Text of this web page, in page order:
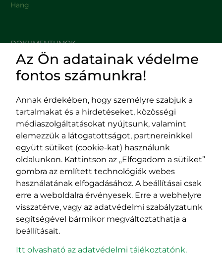
Hang
DOKUMENTUMOK
HASZNOS LINKEK
Impresszum
Adatvédelmi szabályzat
EPP program
400029 Kolozsvár,
Fürdő (Card. Iuliu Hossu) utca, 41.
szám
tel/fax:0723 250 321
email:office@rmdsz.ro
400489 Kolozsvár,
Majális utca, 60.
szám
tel/fax:0264 590 758
email:
office@rmdsz.ro
Az Ön adatainak védelme
fontos számunkra!
Annak érdekében, hogy személyre szabjuk a
tartalmakat és a hirdetéseket, közösségi
médiaszolgáltatásokat nyújtsunk, valamint
elemezzük a látogatottságot, partnereinkkel
együtt sütiket (cookie-kat) használunk
oldalunkon. Kattintson az „Elfogadom a sütiket”
gombra az említett technológiák webes
használatának elfogadásához. A beállításai csak
erre a weboldalra érvényesek. Erre a webhelyre
visszatérve, vagy az adatvédelmi szabályzatunk
segítségével bármikor megváltoztathatja a
beállításait.
Itt olvasható az adatvédelmi tájékoztatónk.